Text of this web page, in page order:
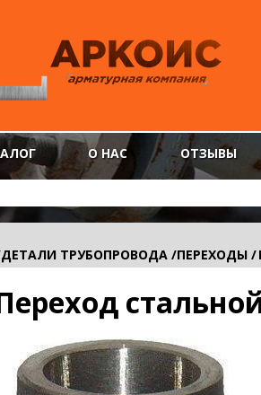
О НАС ОТЗЫВЫ
ДЕТАЛИ ТРУБОПРОВОДА /ПЕРЕХОДЫ /